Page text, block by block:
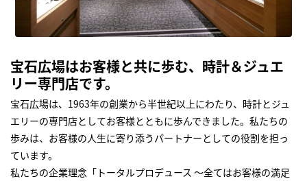
宝石広場はお客様と共に歩む、時計＆ジュエ
リー専門店です。
宝石広場は、1963年の創業から半世紀以上にわたり、時計とジュ
エリーの専門店としてお客様とともに歩んできました。私たちの
歩みは、お客様の人生に寄り添うパートナーとしての役割を担っ
ています。
私たちの企業理念「トータルプロデュース ～全てはお客様の満足